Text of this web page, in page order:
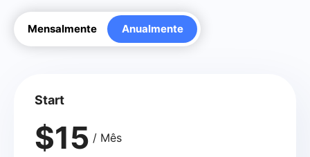
Mensalmente Anualmente
Start
$15 / Mês